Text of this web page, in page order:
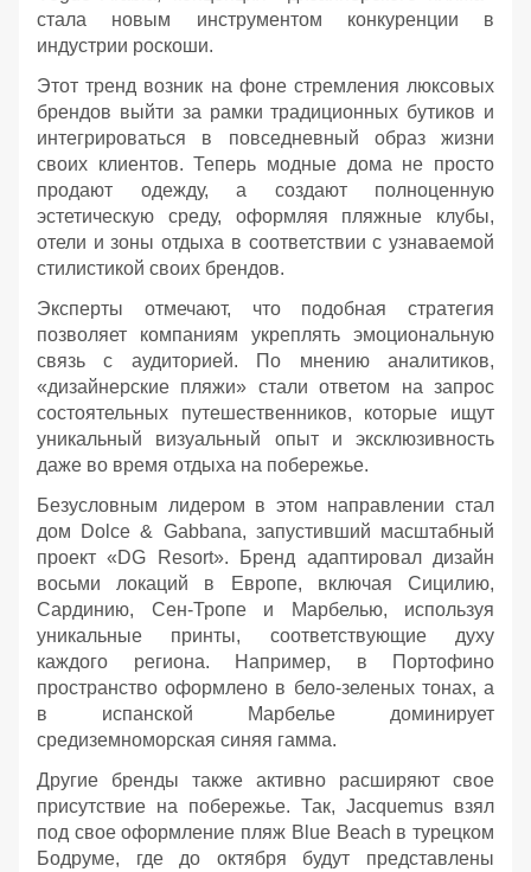
стала новым инструментом конкуренции в
индустрии роскоши.
Этот тренд возник на фоне стремления люксовых
брендов выйти за рамки традиционных бутиков и
интегрироваться в повседневный образ жизни
своих клиентов. Теперь модные дома не просто
продают одежду, а создают полноценную
эстетическую среду, оформляя пляжные клубы,
отели и зоны отдыха в соответствии с узнаваемой
стилистикой своих брендов.
Эксперты отмечают, что подобная стратегия
позволяет компаниям укреплять эмоциональную
связь с аудиторией. По мнению аналитиков,
«дизайнерские пляжи» стали ответом на запрос
состоятельных путешественников, которые ищут
уникальный визуальный опыт и эксклюзивность
даже во время отдыха на побережье.
Безусловным лидером в этом направлении стал
дом Dolce & Gabbana, запустивший масштабный
проект «DG Resort». Бренд адаптировал дизайн
восьми локаций в Европе, включая Сицилию,
Сардинию, Сен-Тропе и Марбелью, используя
уникальные принты, соответствующие духу
каждого региона. Например, в Портофино
пространство оформлено в бело-зеленых тонах, а
в испанской Марбелье доминирует
средиземноморская синяя гамма.
Другие бренды также активно расширяют свое
присутствие на побережье. Так, Jacquemus взял
под свое оформление пляж Blue Beach в турецком
Бодруме, где до октября будут представлены